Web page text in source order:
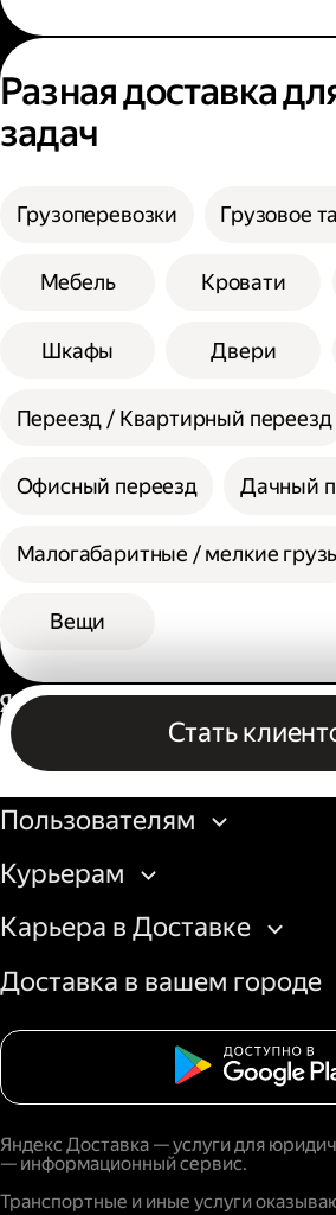
Подтвердить заказ.
Выберите тариф;
Введите необходимую
Укажите, нужны ли
Выберите способ оплаты.
Диаметр не более 200 см,
Высота не более 100 см.
см при выборе помощи
допустимая сумма сторон
Разная доставка
задач
Грузоперевозки Грузовое
Мебель Кровати
Шкафы Двери
Переезд / Квартирный переезд
Офисный переезд Дачный
Малогабаритные / мелкие
Вещи
Стать
Бизнесу
Пользователям
Курьерам
Карьера в Доставке
Доставка в вашем городе
Яндекс Доставка — услуги для
— информационный сервис.
Транспортные и иные услуги